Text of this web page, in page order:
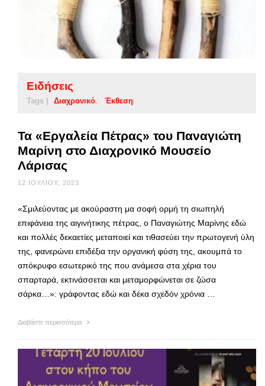
Ειδήσεις
Tags | Διαχρονικό Έκθεση
Τα «Εργαλεία Πέτρας» του Παναγιώτη
Μαρίνη στο Διαχρονικό Μουσείο
Λάρισας
12 ΙΟΥΛΊΟΥ, 2023
«Σμιλεύοντας με ακούραστη μα σοφή ορμή τη σιωπηλή
επιφάνεια της αιγινήτικης πέτρας, ο Παναγιώτης Μαρίνης εδώ
και πολλές δεκαετίες μεταποιεί και τιθασεύει την πρωτογενή ύλη
της, φανερώνει επιδέξια την οργανική φύση της, ακουμπά το
απόκρυφο εσωτερικό της που ανάμεσα στα χέρια του
σπαρταρά, εκτινάσσεται και μεταμορφώνεται σε ζώσα
σάρκα…»: γράφοντας εδώ και δέκα σχεδόν χρόνια …
Διαβάστε περισσότερα